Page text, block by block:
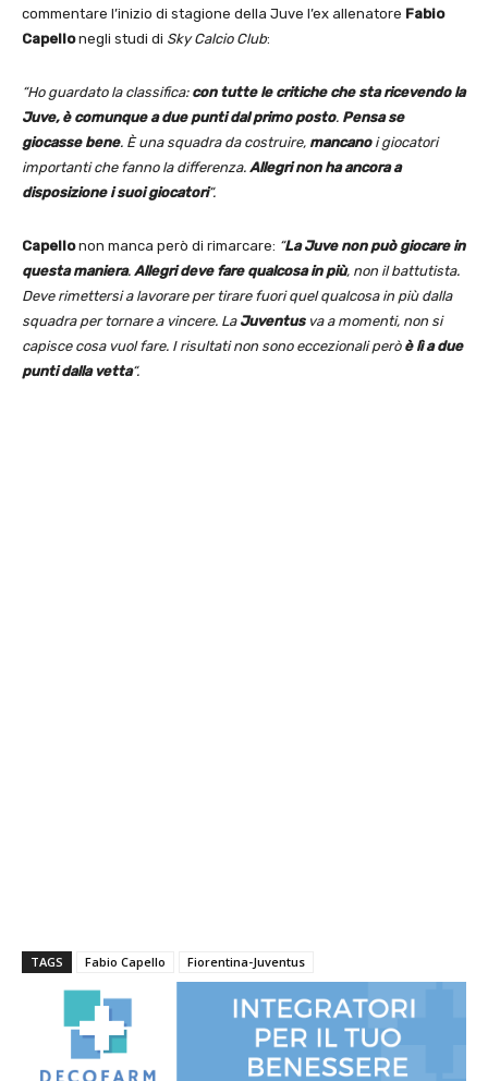
commentare l’inizio di stagione della Juve l’ex allenatore Fabio
Capellonegli studi di Sky Calcio Club:
“Ho guardato la classifica: con tutte le critiche che sta ricevendo la
Juve, è comunque a due punti dal primo posto. Pensa se
giocasse bene. È una squadra da costruire, mancanoi giocatori
importanti che fanno la differenza. Allegri non ha ancora a
disposizione i suoi giocatori“.
Capellonon manca però di rimarcare: “La Juve non può giocare in
questa maniera. Allegri deve fare qualcosa in più, non il battutista.
Deve rimettersi a lavorare per tirare fuori quel qualcosa in più dalla
squadra per tornare a vincere. La Juventusva a momenti, non si
capisce cosa vuol fare. I risultati non sono eccezionali però è lì a due
punti dalla vetta“.
TAGS Fabio Capello Fiorentina-Juventus